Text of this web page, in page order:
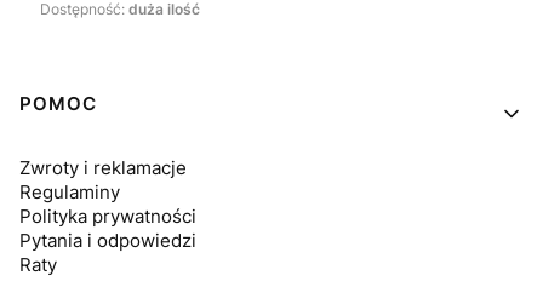
Dostępność: duża ilość
Linki w stopce
POMOC
Zwroty i reklamacje
Regulaminy
Polityka prywatności
Pytania i odpowiedzi
Raty